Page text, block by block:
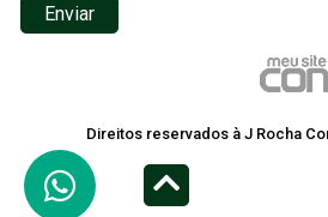
Enviar
Direitos reservados à J Rocha